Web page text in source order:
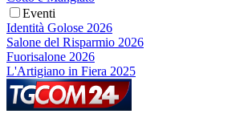
Eventi
Identità Golose 2026
Salone del Risparmio 2026
Fuorisalone 2026
L'Artigiano in Fiera 2025